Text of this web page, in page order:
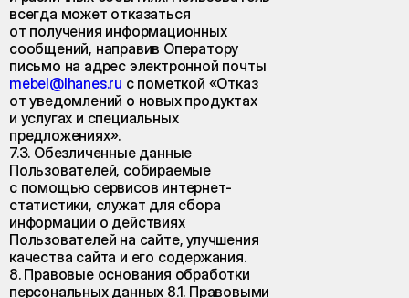
всегда может отказаться
от получения информационных
сообщений, направив Оператору
письмо на адрес электронной почты
mebel@lhanes.ru с пометкой «Отказ
от уведомлений о новых продуктах
и услугах и специальных
предложениях».
7.3. Обезличенные данные
Пользователей, собираемые
с помощью сервисов интернет-
статистики, служат для сбора
информации о действиях
Пользователей на сайте, улучшения
качества сайта и его содержания.
8. Правовые основания обработки
персональных данных 8.1. Правовыми